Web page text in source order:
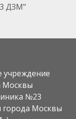
ДЗМ"
учреждение
Москвы
№23
города Москвы